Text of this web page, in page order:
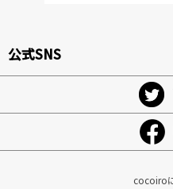
公式SNS
cocoiro